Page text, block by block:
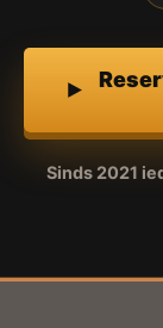
Sinds 2021